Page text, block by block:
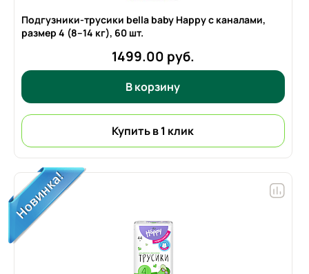
Подгузники-трусики bella baby Happy с каналами,
размер 4 (8–14 кг), 60 шт.
1499.00 руб.
В корзину
Купить в 1 клик